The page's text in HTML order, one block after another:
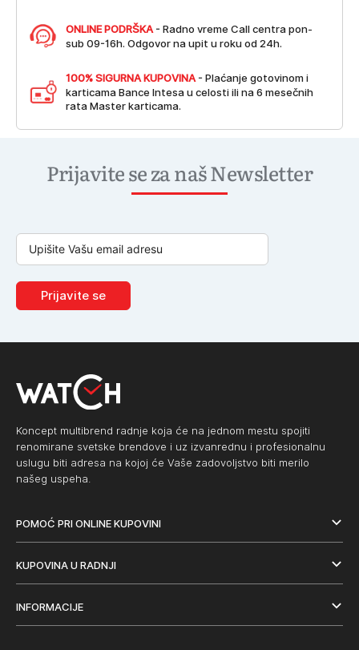
ONLINE PODRŠKA - Radno vreme Call centra pon-
sub 09-16h. Odgovor na upit u roku od 24h.
100% SIGURNA KUPOVINA - Plaćanje gotovinom i
karticama Bance Intesa u celosti ili na 6 mesečnih
rata Master karticama.
Prijavite se za naš Newsletter
Prijavite se
Koncept multibrend radnje koja će na jednom mestu spojiti
renomirane svetske brendove i uz izvanrednu i profesionalnu
uslugu biti adresa na kojoj će Vaše zadovoljstvo biti merilo
našeg uspeha.
POMOĆ PRI ONLINE KUPOVINI
KUPOVINA U RADNJI
INFORMACIJE